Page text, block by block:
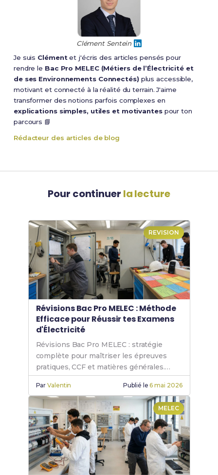
Clément Sentein
Je suis Clémentet j'écris des articles pensés pour
rendre le Bac Pro MELEC (Métiers de l’Électricité et
de ses Environnements Connectés) plus accessible,
motivant et connecté à la réalité du terrain. J'aime
transformer des notions parfois complexes en
explications simples, utiles et motivantespour ton
parcours 📘
Rédacteur des articles de blog
Pour continuer la lecture
REVISION
Révisions Bac Pro MELEC : Méthode
Efficace pour Réussir tes Examens
d'Électricité
Révisions Bac Pro MELEC : stratégie
complète pour maîtriser les épreuves
pratiques, CCF et matières générales.
Réussis ton examen !
ParValentin Publié le6 mai 2026
MELEC